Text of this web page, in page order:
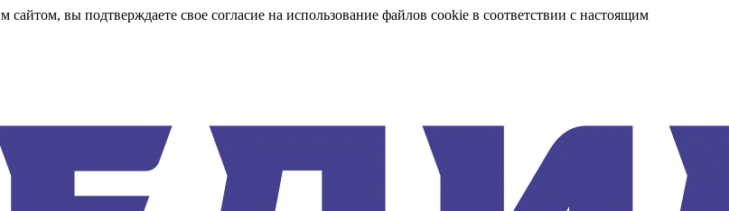
вы подтверждаете свое согласие на использование файлов cookie в соответствии с настоящим